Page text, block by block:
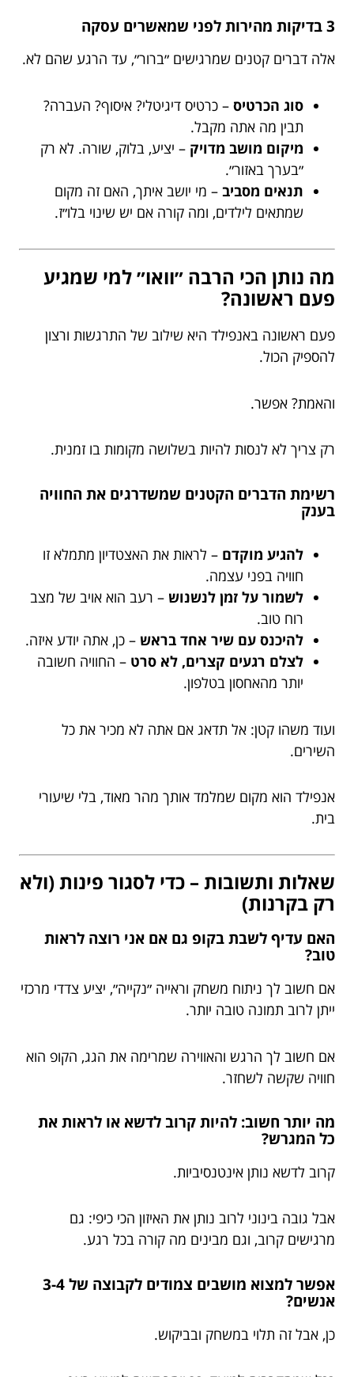
3 בדיקות מהירות לפני שמאשרים עסקה
אלה דברים קטנים שמרגישים ״ברור״, עד הרגע שהם לא.
סוג הכרטיס – כרטיס דיגיטלי? איסוף? העברה?
תבין מה אתה מקבל.
מיקום מושב מדויק – יציע, בלוק, שורה. לא רק
״בערך באזור״.
תנאים מסביב – מי יושב איתך, האם זה מקום
שמתאים לילדים, ומה קורה אם יש שינוי בלו״ז.
מה נותן הכי הרבה ״וואו״ למי שמגיע
פעם ראשונה?
פעם ראשונה באנפילד היא שילוב של התרגשות ורצון
להספיק הכול.
והאמת? אפשר.
רק צריך לא לנסות להיות בשלושה מקומות בו זמנית.
רשימת הדברים הקטנים שמשדרגים את החוויה
בענק
להגיע מוקדם – לראות את האצטדיון מתמלא זו
חוויה בפני עצמה.
לשמור על זמן לנשנוש – רעב הוא אויב של מצב
רוח טוב.
להיכנס עם שיר אחד בראש – כן, אתה יודע איזה.
לצלם רגעים קצרים, לא סרט – החוויה חשובה
יותר מהאחסון בטלפון.
ועוד משהו קטן: אל תדאג אם אתה לא מכיר את כל
השירים.
אנפילד הוא מקום שמלמד אותך מהר מאוד, בלי שיעורי
בית.
שאלות ותשובות – כדי לסגור פינות (ולא
רק בקרנות)
האם עדיף לשבת בקופ גם אם אני רוצה לראות
טוב?
אם חשוב לך ניתוח משחק וראייה ״נקייה״, יציע צדדי מרכזי
ייתן לרוב תמונה טובה יותר.
אם חשוב לך הרגש והאווירה שמרימה את הגג, הקופ הוא
חוויה שקשה לשחזר.
מה יותר חשוב: להיות קרוב לדשא או לראות את
כל המגרש?
קרוב לדשא נותן אינטנסיביות.
אבל גובה בינוני לרוב נותן את האיזון הכי כיפי: גם
מרגישים קרוב, וגם מבינים מה קורה בכל רגע.
אפשר למצוא מושבים צמודים לקבוצה של 3-4
אנשים?
כן, אבל זה תלוי במשחק ובביקוש.